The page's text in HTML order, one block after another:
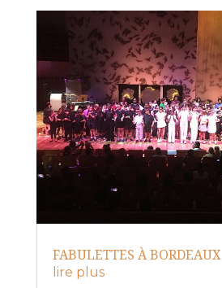
FABULETTES À BORDEAUX
lire plus